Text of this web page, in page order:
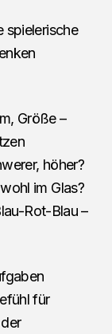
spielerische
Größe –
höher?
im Glas?
Rot-Blau –
für